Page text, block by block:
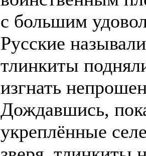
с большим
Русские
тлинкиты
изгнать
Дождавшись,
укреплённые